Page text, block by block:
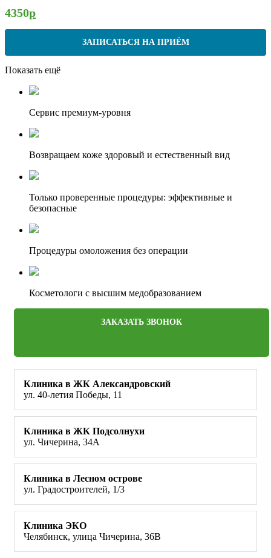
4350р
ЗАПИСАТЬСЯ НА ПРИЁМ
Показать ещё
Сервис премиум-уровня
Возвращаем коже здоровый и естественный вид
Только проверенные процедуры: эффективные и
безопасные
Процедуры омоложения без операции
Косметологи с высшим медобразованием
ЗАКАЗАТЬ ЗВОНОК
Клиника в ЖК Александровский
ул. 40-летия Победы, 11
Клиника в ЖК Подсолнухи
ул. Чичерина, 34А
Клиника в Лесном острове
ул. Градостроителей, 1/3
Клиника ЭКО
Челябинск, улица Чичерина, 36В